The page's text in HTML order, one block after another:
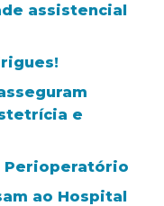
assistencial
e
Perioperatório
ao Hospital